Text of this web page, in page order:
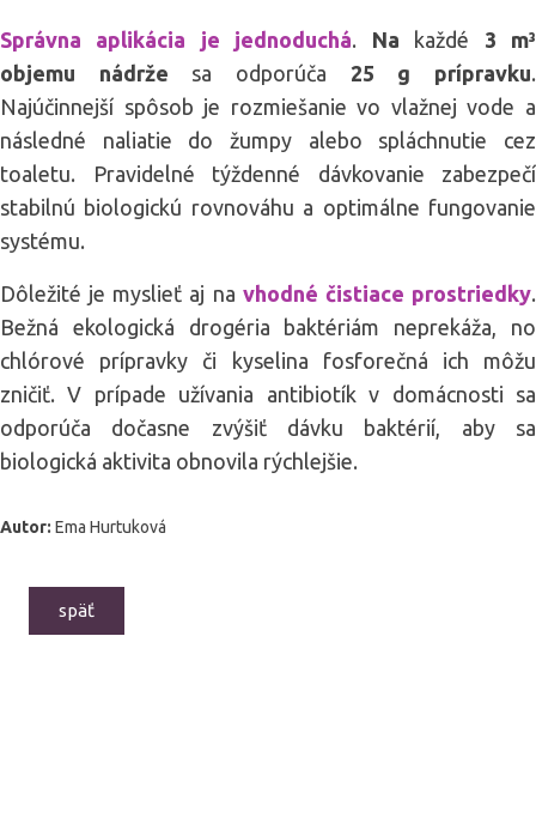
Správna aplikácia je jednoduchá. Na každé 3 m³
objemu nádrže sa odporúča 25 g prípravku.
Najúčinnejší spôsob je rozmiešanie vo vlažnej vode a
následné naliatie do žumpy alebo spláchnutie cez
toaletu. Pravidelné týždenné dávkovanie zabezpečí
stabilnú biologickú rovnováhu a optimálne fungovanie
systému.
Dôležité je myslieť aj na vhodné čistiace prostriedky.
Bežná ekologická drogéria baktériám neprekáža, no
chlórové prípravky či kyselina fosforečná ich môžu
zničiť. V prípade užívania antibiotík v domácnosti sa
odporúča dočasne zvýšiť dávku baktérií, aby sa
biologická aktivita obnovila rýchlejšie.
Autor: Ema Hurtuková
späť